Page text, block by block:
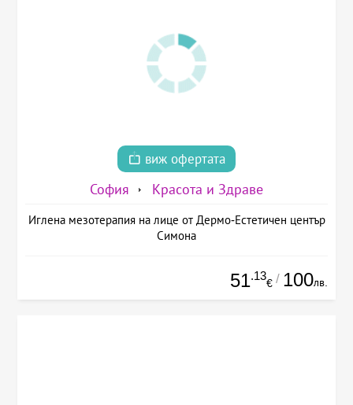
виж офертата
София Красота и Здраве
Иглена мезотерапия на лице от Дермо-Естетичен център
Симона
51.13
€ / 100лв.